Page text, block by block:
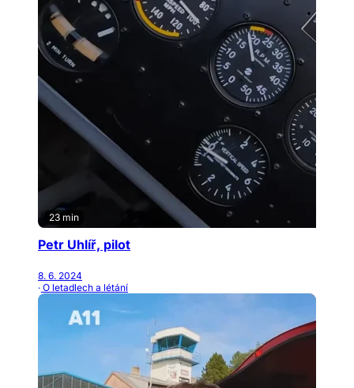
23 min
Petr Uhlíř, pilot
8. 6. 2024
· O letadlech a létání